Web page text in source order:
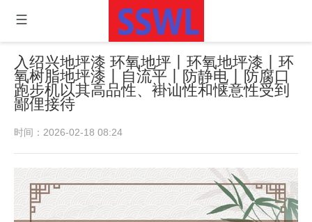
入绍兴地坪漆 环氧地坪丨环氧地坪漆丨环
氧树脂地坪漆丨自流平丨防静电丨防腐口
跑步机以其高品性、褂讪性和惬意性受到
鄙俚接待
时间：2026-02-18 08:24